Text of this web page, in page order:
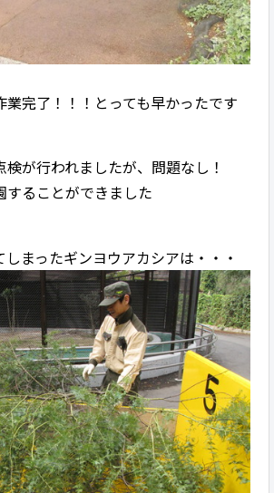
業完了！！！とっても早かったです
が行われましたが、問題なし！
することができました
しまったギンヨウアカシアは・・・